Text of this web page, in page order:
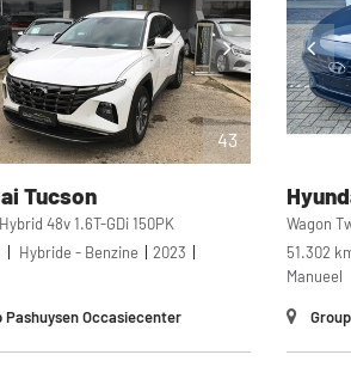
43
Tucson
48v 1.6T-GDi 150PK
Hybride - Benzine 2023
Pashuysen Occasiecenter
Wagon
51.302
Manueel